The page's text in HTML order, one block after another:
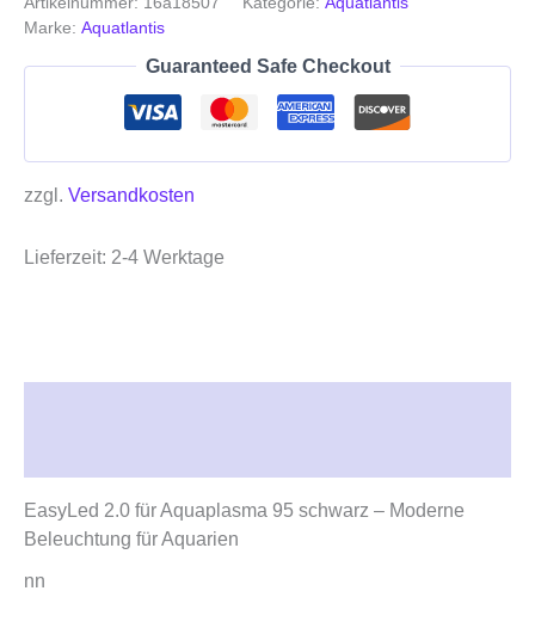
Marke: Aquatlantis
Guaranteed Safe Checkout
zzgl. Versandkosten
Lieferzeit: 2-4 Werktage
EasyLed 2.0 für Aquaplasma 95 schwarz – Moderne
Beleuchtung für Aquarien
nn